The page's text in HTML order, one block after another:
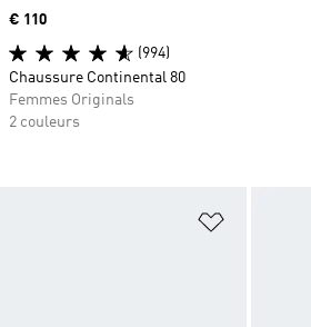
Ajouter à
Prix
€ 110
(994)
Chaussure Continental 80
Femmes Originals
2 couleurs